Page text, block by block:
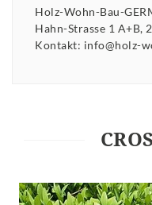
Holz-Wohn-Bau-
Hahn-Strasse 1 A+B
Kontakt: info@holz-